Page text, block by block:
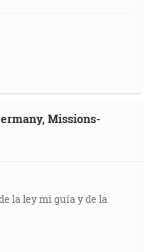
Missions-
la ley mi guía y de la